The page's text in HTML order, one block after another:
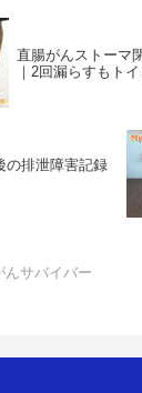
直腸がんストーマ
｜2回漏らすもト
の排泄障害記録
んサバイバー